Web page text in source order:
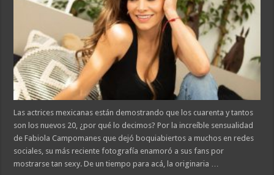
Las actrices mexicanas están demostrando que los cuarenta y tantos
son los nuevos 20, ¿por qué lo decimos? Por la increíble sensualidad
de Fabiola Campomanes que dejó boquiabiertos a muchos en redes
sociales, su más reciente fotografía enamoró a sus fans por
mostrarse tan sexy. De un tiempo para acá, la originaria …